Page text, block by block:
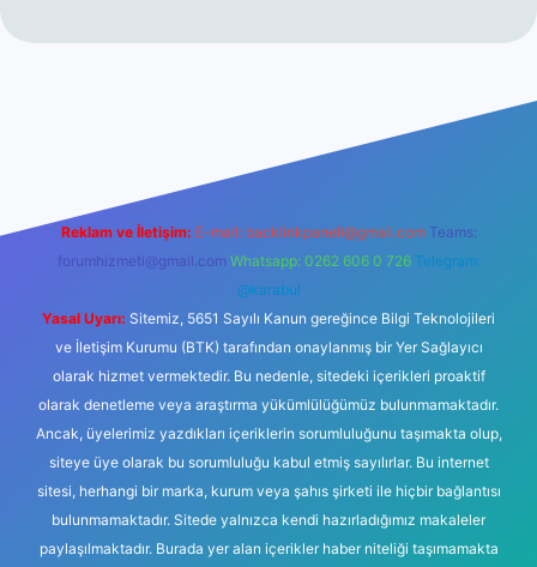
Reklam ve İletişim: E-mail: backlinkpaneli@gmail.com Teams:
forumhizmeti@gmail.com Whatsapp: 0262 606 0 726 Telegram:
@karabul
Yasal Uyarı: Sitemiz, 5651 Sayılı Kanun gereğince Bilgi Teknolojileri
ve İletişim Kurumu (BTK) tarafından onaylanmış bir Yer Sağlayıcı
olarak hizmet vermektedir. Bu nedenle, sitedeki içerikleri proaktif
olarak denetleme veya araştırma yükümlülüğümüz bulunmamaktadır.
Ancak, üyelerimiz yazdıkları içeriklerin sorumluluğunu taşımakta olup,
siteye üye olarak bu sorumluluğu kabul etmiş sayılırlar. Bu internet
sitesi, herhangi bir marka, kurum veya şahıs şirketi ile hiçbir bağlantısı
bulunmamaktadır. Sitede yalnızca kendi hazırladığımız makaleler
paylaşılmaktadır. Burada yer alan içerikler haber niteliği taşımamakta